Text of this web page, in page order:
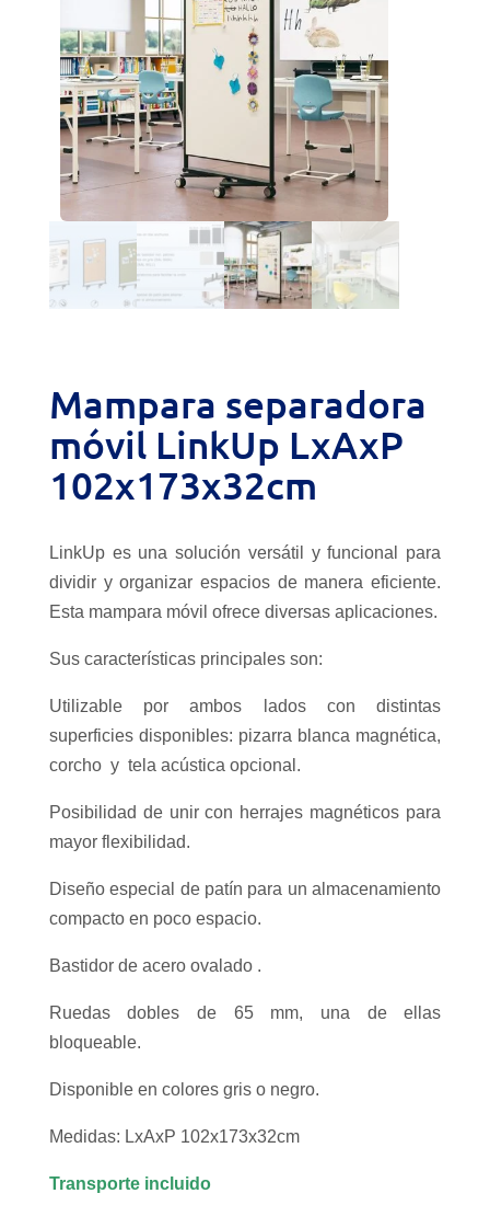
Mampara separadora
móvil LinkUp LxAxP
102x173x32cm
LinkUp es una solución versátil y funcional para
dividir y organizar espacios de manera eficiente.
Esta mampara móvil ofrece diversas aplicaciones.
Sus características principales son:
Utilizable por ambos lados con distintas
superficies disponibles: pizarra blanca magnética,
corcho y tela acústica opcional.
Posibilidad de unir con herrajes magnéticos para
mayor flexibilidad.
Diseño especial de patín para un almacenamiento
compacto en poco espacio.
Bastidor de acero ovalado .
Ruedas dobles de 65 mm, una de ellas
bloqueable.
Disponible en colores gris o negro.
Medidas: LxAxP 102x173x32cm
Transporte incluido